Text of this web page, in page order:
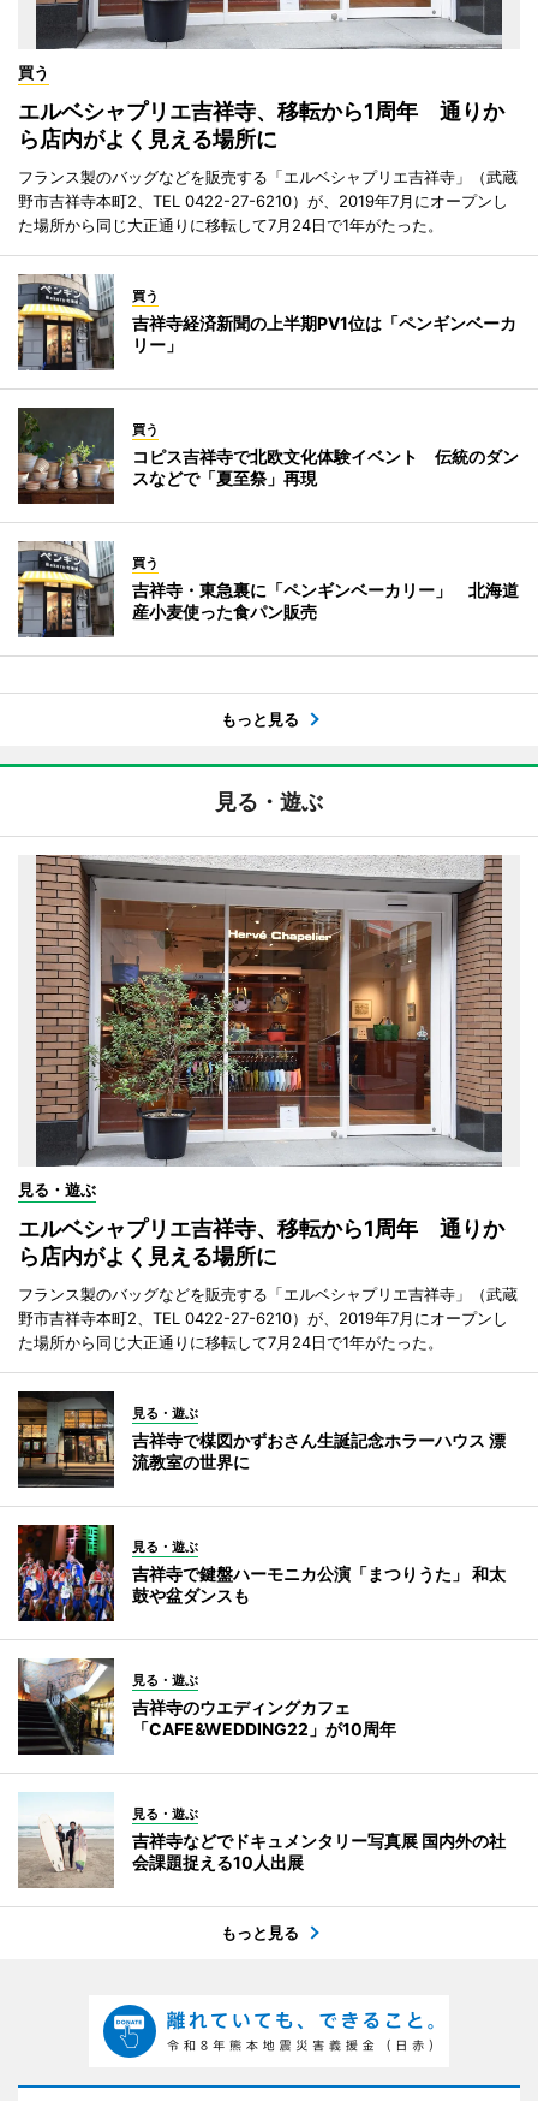
買う
エルベシャプリエ吉祥寺、移転から1周年 通りか
ら店内がよく見える場所に
フランス製のバッグなどを販売する「エルベシャプリエ吉祥寺」（武蔵
野市吉祥寺本町2、TEL 0422-27-6210）が、2019年7月にオープンし
た場所から同じ大正通りに移転して7月24日で1年がたった。
買う
吉祥寺経済新聞の上半期PV1位は「ペンギンベーカ
リー」
買う
コピス吉祥寺で北欧文化体験イベント 伝統のダン
スなどで「夏至祭」再現
買う
吉祥寺・東急裏に「ペンギンベーカリー」 北海道
産小麦使った食パン販売
もっと見る
見る・遊ぶ
見る・遊ぶ
エルベシャプリエ吉祥寺、移転から1周年 通りか
ら店内がよく見える場所に
フランス製のバッグなどを販売する「エルベシャプリエ吉祥寺」（武蔵
野市吉祥寺本町2、TEL 0422-27-6210）が、2019年7月にオープンし
た場所から同じ大正通りに移転して7月24日で1年がたった。
見る・遊ぶ
吉祥寺で楳図かずおさん生誕記念ホラーハウス 漂
流教室の世界に
見る・遊ぶ
吉祥寺で鍵盤ハーモニカ公演「まつりうた」 和太
鼓や盆ダンスも
見る・遊ぶ
吉祥寺のウエディングカフェ
「CAFE&WEDDING22」が10周年
見る・遊ぶ
吉祥寺などでドキュメンタリー写真展 国内外の社
会課題捉える10人出展
もっと見る